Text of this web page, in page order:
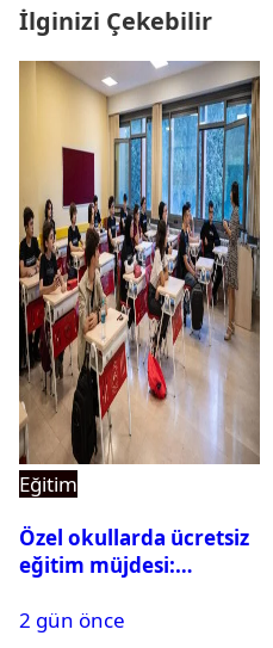
İlginizi Çekebilir
Eğitim
Özel okullarda ücretsiz
eğitim müjdesi:
başladı
2 gün önce